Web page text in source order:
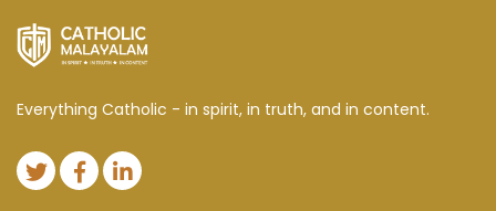
Everything Catholic - in spirit, in truth, and in content.